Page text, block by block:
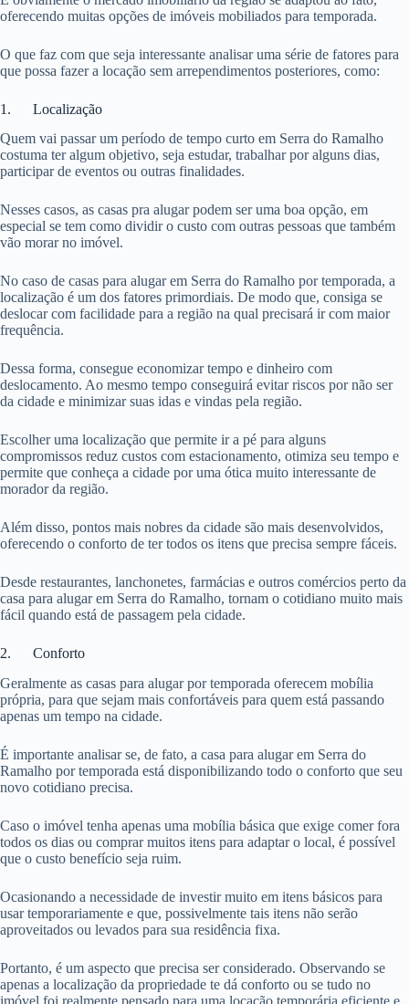
oferecendo muitas opções de imóveis mobiliados para temporada.
O que faz com que seja interessante analisar uma série de fatores para
que possa fazer a locação sem arrependimentos posteriores, como:
1. Localização
Quem vai passar um período de tempo curto em Serra do Ramalho
costuma ter algum objetivo, seja estudar, trabalhar por alguns dias,
participar de eventos ou outras finalidades.
Nesses casos, as casas pra alugar podem ser uma boa opção, em
especial se tem como dividir o custo com outras pessoas que também
vão morar no imóvel.
No caso de casas para alugar em Serra do Ramalho por temporada, a
localização é um dos fatores primordiais. De modo que, consiga se
deslocar com facilidade para a região na qual precisará ir com maior
frequência.
Dessa forma, consegue economizar tempo e dinheiro com
deslocamento. Ao mesmo tempo conseguirá evitar riscos por não ser
da cidade e minimizar suas idas e vindas pela região.
Escolher uma localização que permite ir a pé para alguns
compromissos reduz custos com estacionamento, otimiza seu tempo e
permite que conheça a cidade por uma ótica muito interessante de
morador da região.
Além disso, pontos mais nobres da cidade são mais desenvolvidos,
oferecendo o conforto de ter todos os itens que precisa sempre fáceis.
Desde restaurantes, lanchonetes, farmácias e outros comércios perto da
casa para alugar em Serra do Ramalho, tornam o cotidiano muito mais
fácil quando está de passagem pela cidade.
2. Conforto
Geralmente as casas para alugar por temporada oferecem mobília
própria, para que sejam mais confortáveis para quem está passando
apenas um tempo na cidade.
É importante analisar se, de fato, a casa para alugar em Serra do
Ramalho por temporada está disponibilizando todo o conforto que seu
novo cotidiano precisa.
Caso o imóvel tenha apenas uma mobília básica que exige comer fora
todos os dias ou comprar muitos itens para adaptar o local, é possível
que o custo benefício seja ruim.
Ocasionando a necessidade de investir muito em itens básicos para
usar temporariamente e que, possivelmente tais itens não serão
aproveitados ou levados para sua residência fixa.
Portanto, é um aspecto que precisa ser considerado. Observando se
apenas a localização da propriedade te dá conforto ou se tudo no